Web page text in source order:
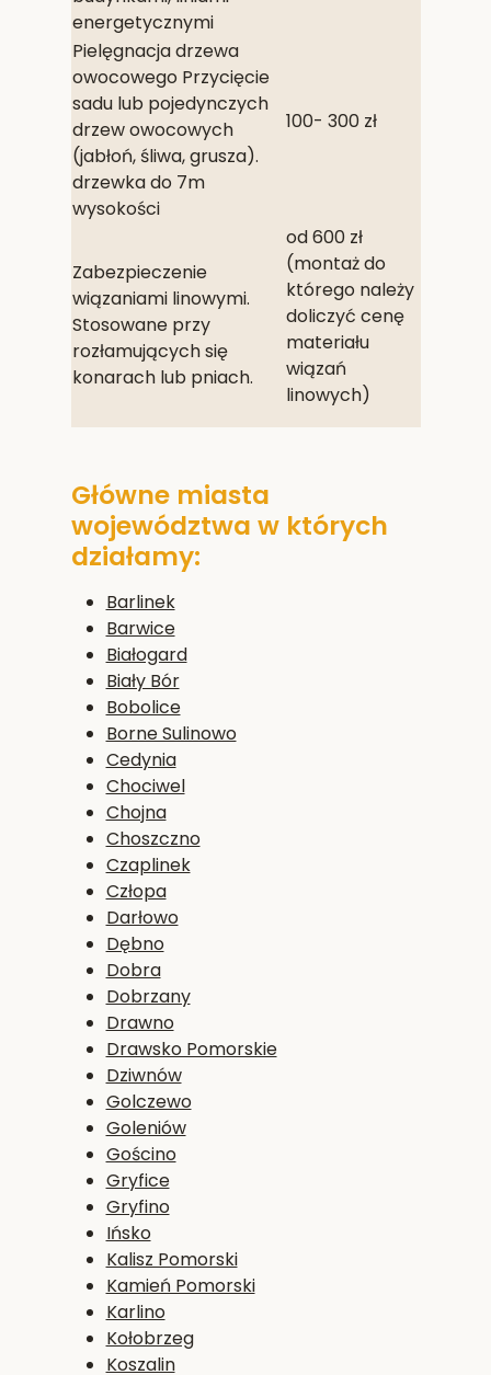
energetycznymi
Pielęgnacja drzewa
owocowego Przycięcie
sadu lub pojedynczych
drzew owocowych
(jabłoń, śliwa, grusza).
drzewka do 7m
wysokości
100- 300 zł
Zabezpieczenie
wiązaniami linowymi.
Stosowane przy
rozłamujących się
konarach lub pniach.
od 600 zł
(montaż do
którego należy
doliczyć cenę
materiału
wiązań
linowych)
Główne miasta
województwa w których
działamy:
Barlinek
Barwice
Białogard
Biały Bór
Bobolice
Borne Sulinowo
Cedynia
Chociwel
Chojna
Choszczno
Czaplinek
Człopa
Darłowo
Dębno
Dobra
Dobrzany
Drawno
Drawsko Pomorskie
Dziwnów
Golczewo
Goleniów
Gościno
Gryfice
Gryfino
Ińsko
Kalisz Pomorski
Kamień Pomorski
Karlino
Kołobrzeg
Koszalin